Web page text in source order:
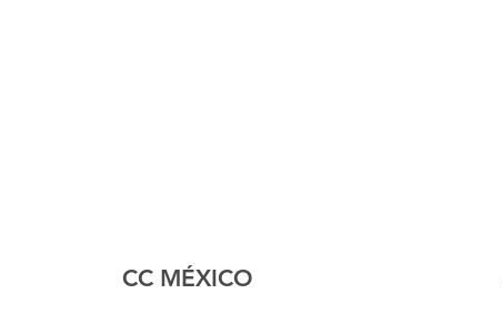
CC MÉXICO